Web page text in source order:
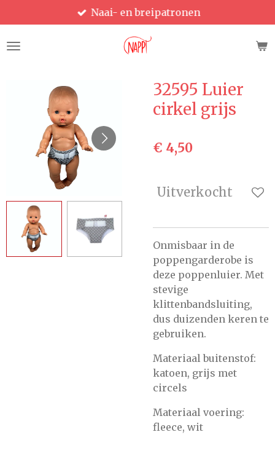
direct
naar
Naai- en breipatronen
32595 Luier
cirkel grijs
€ 4,50
Uitverkocht
Onmisbaar in de
poppengarderobe is
deze poppenluier. Met
stevige
klittenbandsluiting,
dus duizenden keren te
gebruiken.
Materiaal buitenstof:
katoen, grijs met
circels
Materiaal voering:
fleece, wit